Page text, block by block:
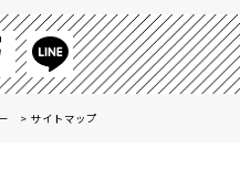
サイトマップ